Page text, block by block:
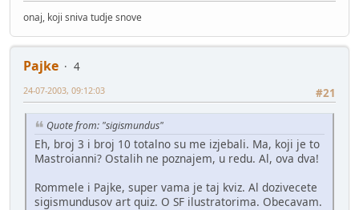
onaj, koji sniva tudje snove
Pajke
4
#21
24-07-2003, 09:12:03
Quote from: "sigismundus"
Eh, broj 3 i broj 10 totalno su me izjebali. Ma, koji je to
Mastroianni? Ostalih ne poznajem, u redu. Al, ova dva!
Rommele i Pajke, super vama je taj kviz. Al dozivecete
sigismundusov art quiz. O SF ilustratorima. Obecavam.